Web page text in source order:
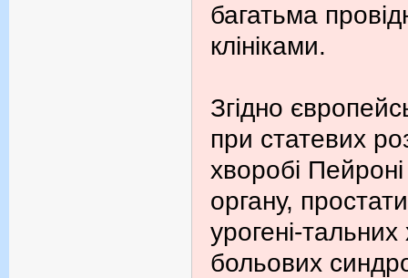
багатьма
клініками.
Згідно
при статевих
хворобі
органу,
урогені-
больових